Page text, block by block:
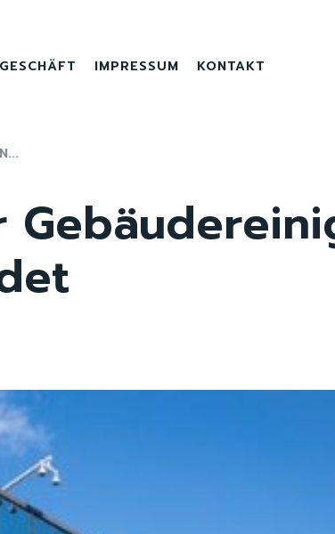
GESCHÄFT IMPRESSUM KONTAKT